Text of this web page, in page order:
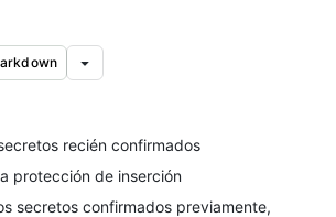
recién confirmados
protección de inserción
secretos confirmados previamente,